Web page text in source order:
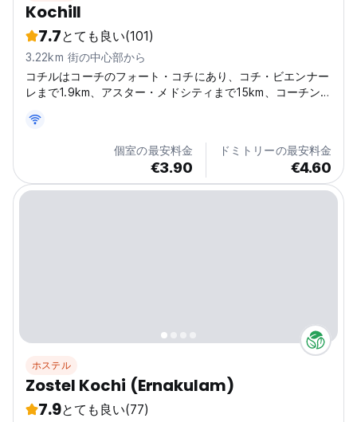
Kochill
7.7とても良い(101)
3.22km 街の中心部から
コチルはコーチのフォート・コチにあり、コチ・ビエンナー
レまで1.9km、アスター・メドシティまで15km、コーチン
個室の最安料金
€3.90
ドミトリーの最安料金
€4.60
ホステル
Zostel Kochi (Ernakulam)
7.9とても良い(77)